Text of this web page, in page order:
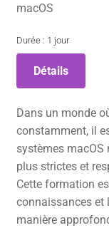
macOS
Durée : 1 jour
Détails
Dans un monde
constamment, il
systèmes macOS
plus strictes et
Cette formation
connaissances et
manière